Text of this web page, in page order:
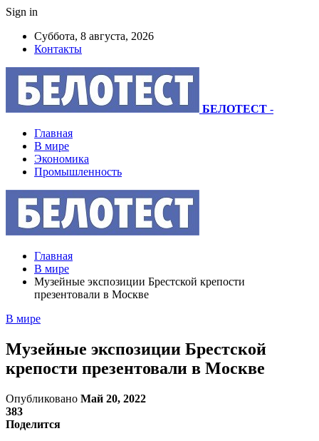
Sign in
Суббота, 8 августа, 2026
Контакты
БЕЛОТЕСТ -
Главная
В мире
Экономика
Промышленность
Главная
В мире
Музейные экспозиции Брестской крепости
презентовали в Москве
В мире
Музейные экспозиции Брестской
крепости презентовали в Москве
Опубликовано Май 20, 2022
383
Поделится